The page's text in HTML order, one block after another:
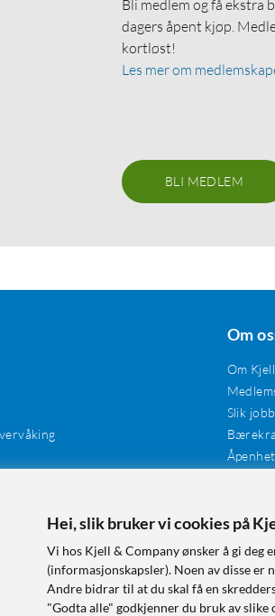
Bli medlem og få ekstra
dagers åpent kjøp.
kortløst!
Les mer om
BLI MEDLEM
Om
Om
Slik
Hei, slik bruker vi cookies på
Vi hos Kjell & Company ønsker å gi deg
(informasjonskapsler). Noen av disse er
Andre bidrar til at du skal få en
"Godta alle" godkjenner du bruk av slike